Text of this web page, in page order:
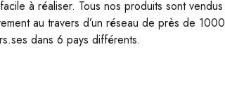
à réaliser. Tous nos produits sont vendus
au travers d’un réseau de près de 1000
dans 6 pays différents.